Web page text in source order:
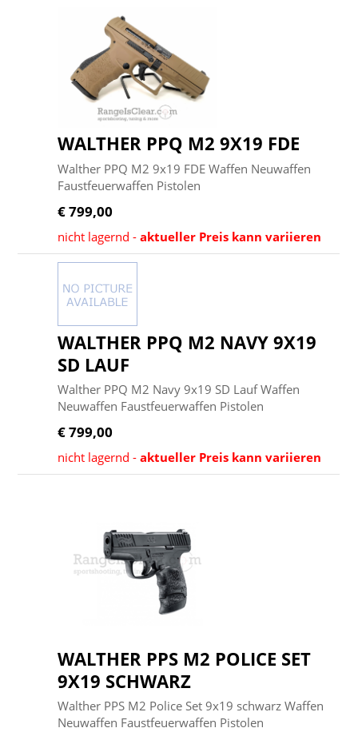
WALTHER PPQ M2 9X19 FDE
Walther PPQ M2 9x19 FDE Waffen Neuwaffen
Faustfeuerwaffen Pistolen
€ 799,00
nicht lagernd -aktueller Preis kann variieren
WALTHER PPQ M2 NAVY 9X19
SD LAUF
Walther PPQ M2 Navy 9x19 SD Lauf Waffen
Neuwaffen Faustfeuerwaffen Pistolen
€ 799,00
nicht lagernd -aktueller Preis kann variieren
WALTHER PPS M2 POLICE SET
9X19 SCHWARZ
Walther PPS M2 Police Set 9x19 schwarz Waffen
Neuwaffen Faustfeuerwaffen Pistolen